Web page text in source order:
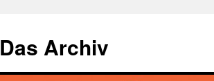
Das Archiv